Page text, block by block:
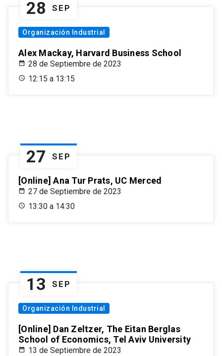
28 SEP
Organización Industrial
Alex Mackay, Harvard Business School
28 de Septiembre de 2023
12:15 a 13:15
27 SEP
[Online] Ana Tur Prats, UC Merced
27 de Septiembre de 2023
13:30 a 14:30
13 SEP
Organización Industrial
[Online] Dan Zeltzer, The Eitan Berglas
School of Economics, Tel Aviv University
13 de Septiembre de 2023